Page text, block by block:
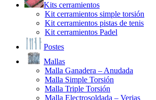
Kits cerramientos
Kit cerramientos simple torsión
Kit cerramientos pistas de tenis
Kit cerramientos Padel
Postes
Mallas
Malla Ganadera – Anudada
Malla Simple Torsión
Malla Triple Torsión
Malla Electrosoldada – Verjas